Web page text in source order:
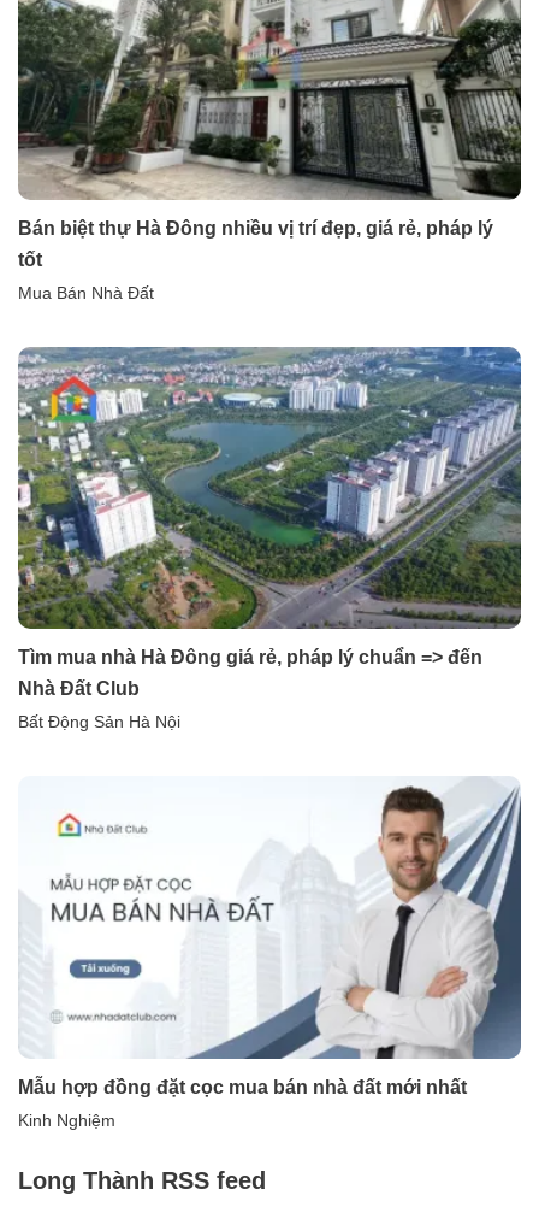
Bán biệt thự Hà Đông nhiều vị trí đẹp, giá rẻ, pháp lý
tốt
Mua Bán Nhà Đất
Tìm mua nhà Hà Đông giá rẻ, pháp lý chuẩn => đến
Nhà Đất Club
Bất Động Sản Hà Nội
Mẫu hợp đồng đặt cọc mua bán nhà đất mới nhất
Kinh Nghiệm
Long Thành RSS feed